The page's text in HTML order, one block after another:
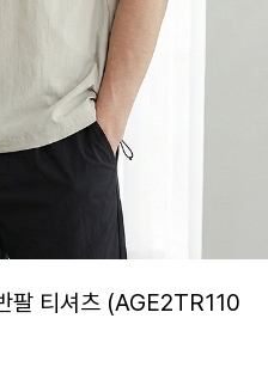
팔 티셔츠 (AGE2TR110